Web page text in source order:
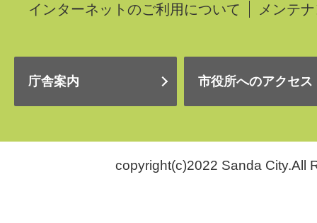
インターネットのご利用について
メンテ
庁舎案内 市役所へのアクセス
copyright(c)2022 Sanda City.All